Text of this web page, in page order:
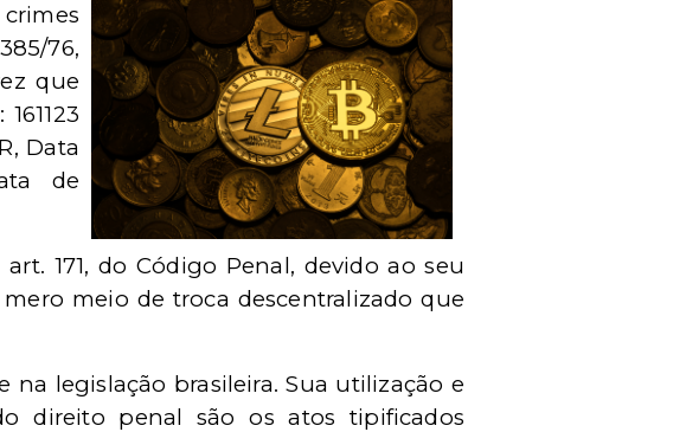
76,
que
Data
de
171, do Código Penal, devido ao seu
meio de troca descentralizado que
legislação brasileira. Sua utilização e
direito penal são os atos tipificados